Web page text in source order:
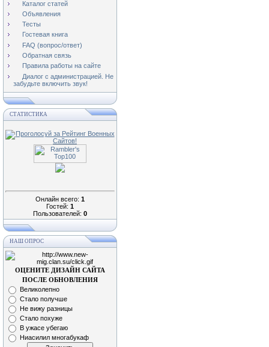
Каталог статей
Объявления
Тесты
Гостевая книга
FAQ (вопрос/ответ)
Обратная связь
Правила работы на сайте
Диалог с администрацией. Не
забудьте включить звук!
СТАТИСТИКА
Онлайн всего: 1
Гостей: 1
Пользователей: 0
НАШ ОПРОС
ОЦЕНИТЕ ДИЗАЙН САЙТА
ПОСЛЕ ОБНОВЛЕНИЯ
Великолепно
Стало получше
Не вижу разницы
Стало похуже
В ужасе убегаю
Ниасилил многабукаф